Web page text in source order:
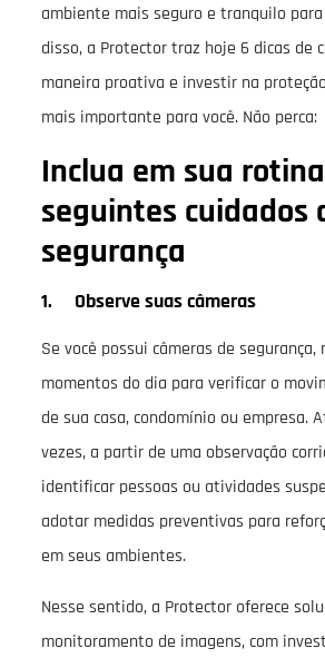
ambiente mais seguro e tranquilo
disso, a Protector traz hoje 6 dicas de
maneira proativa e investir na
mais importante para você. Não perca:
Inclua em sua
seguintes cuidados
segurança
1. Observe suas câmeras
Se você possui câmeras de segurança,
momentos do dia para verificar o
de sua casa, condomínio ou empresa.
vezes, a partir de uma observação
identificar pessoas ou atividades
adotar medidas preventivas para
em seus ambientes.
Nesse sentido, a Protector oferece
monitoramento de imagens, com